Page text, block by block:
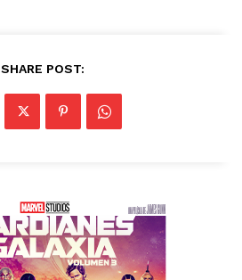
SHARE POST: